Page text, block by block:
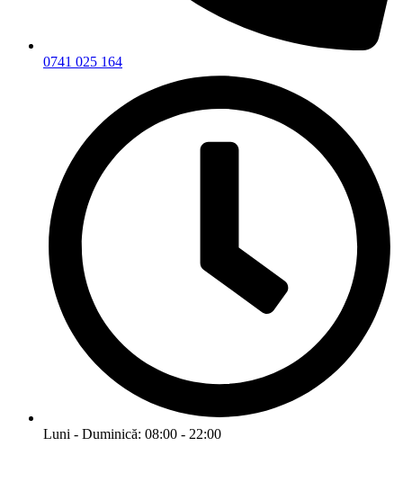
0741 025 164
Luni - Duminică: 08:00 - 22:00